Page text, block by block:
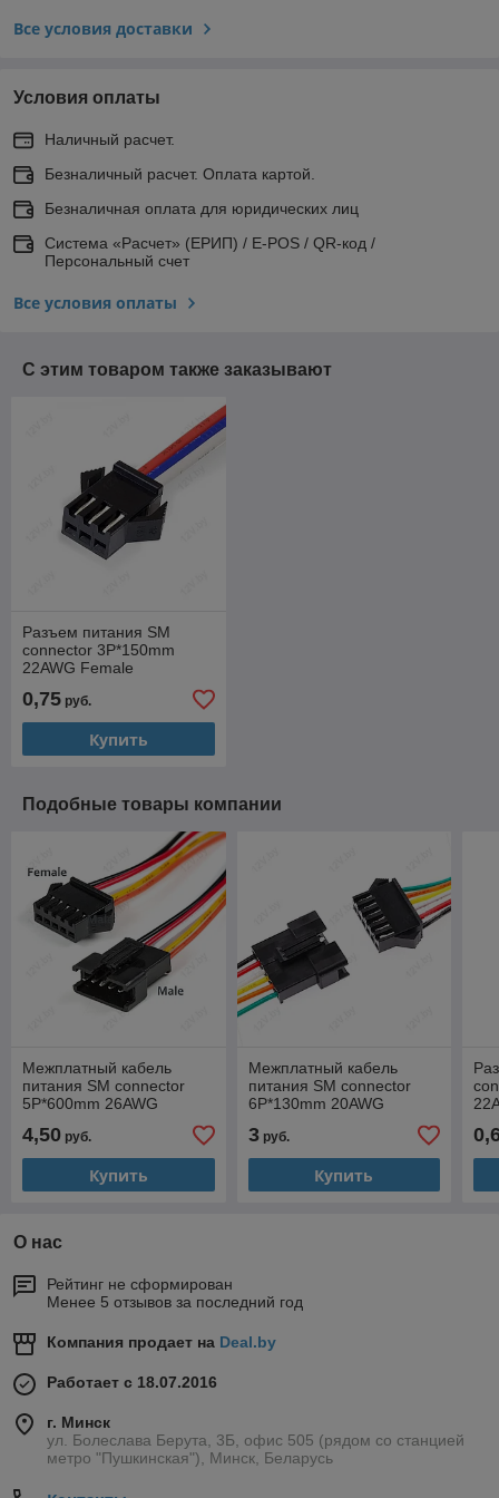
Все условия доставки
Условия оплаты
Наличный расчет.
Безналичный расчет. Оплата картой.
Безналичная оплата для юридических лиц
Система «Расчет» (ЕРИП) / E-POS / QR-код /
Персональный счет
Все условия оплаты
С этим товаром также заказывают
Разъем питания SM
connector 3P*150mm
22AWG Female
0,75 руб.
Купить
Подобные товары компании
Межплатный кабель
питания SM connector
5P*600mm 26AWG
4,50 руб.
Купить
Межплатный кабель
питания SM connector
6P*130mm 20AWG
3руб.
Купить
О нас
Рейтинг не сформирован
Менее 5 отзывов за последний год
Компания продает на Deal.by
Работает с 18.07.2016
г. Минск
ул. Болеслава Берута, 3Б, офис 505 (рядом со станцией
метро "Пушкинская"), Минск, Беларусь